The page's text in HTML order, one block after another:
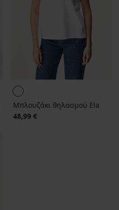
Μπλουζάκι θηλασμού Ela
48,99 €